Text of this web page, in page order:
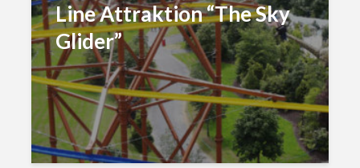
Line Attraktion “The Sky
Glider”